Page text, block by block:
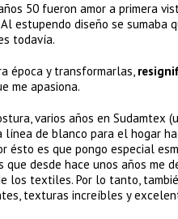
50 fueron amor a primera
estupendo diseño se sumaba
todavía.
época y transformarlas,
me apasiona.
varios años en Sudamtex
línea de blanco para el hogar
ésto es que pongo especial
que desde hace unos años me
los textiles. Por lo tanto,
texturas increíbles y